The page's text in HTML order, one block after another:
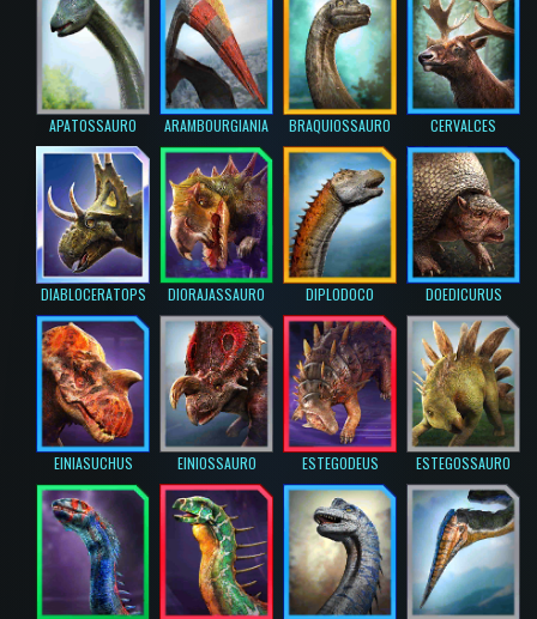
APATOSSAURO ARAMBOURGIANIA BRAQUIOSSAURO CERVALCES
DIABLOCERATOPS DIORAJASSAURO DIPLODOCO DOEDICURUS
EINIASUCHUS EINIOSSAURO ESTEGODEUS ESTEGOSSAURO